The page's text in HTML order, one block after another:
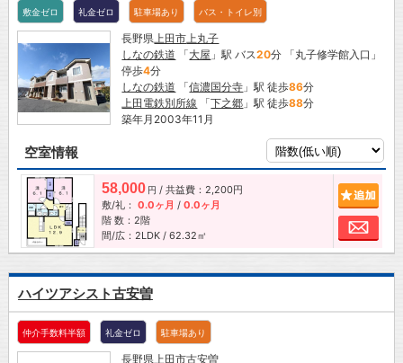
敷金ゼロ 礼金ゼロ 駐車場あり バス・トイレ別
長野県 上田市 上丸子
しなの鉄道 「大屋 」駅 バス20分 「丸子修学館入口」
停歩4分
しなの鉄道 「信濃国分寺 」駅 徒歩86分
上田電鉄別所線 「下之郷 」駅 徒歩88分
築年月2003年11月
空室情報
58,000 円 / 共益費：2,200円
敷/礼： 0.0ヶ月 / 0.0ヶ月
階 数：2階
間/広：2LDK / 62.32㎡
お
ハイツアシスト古安曽
仲介手数料半額 礼金ゼロ 駐車場あり
長野県 上田市古安曽